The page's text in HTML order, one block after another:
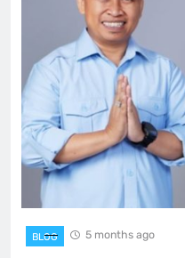
BLOG 5 months ago